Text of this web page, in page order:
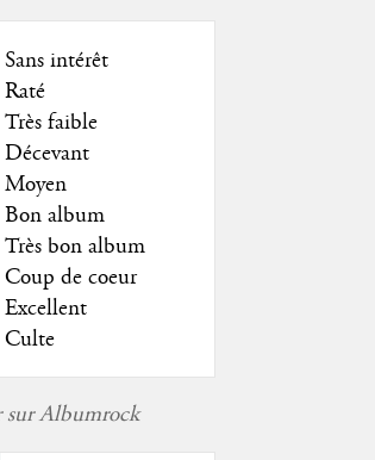
Sans intérêt
Raté
Très faible
Décevant
Moyen
Bon album
Très bon album
Coup de coeur
Excellent
Culte
sur Albumrock